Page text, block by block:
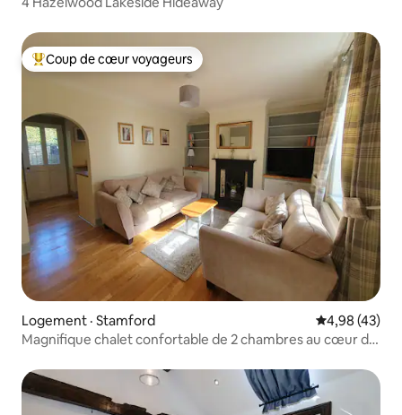
Coup de cœur voyageurs parmi les plus aimés
Coup de cœur voyageurs
Logement · Stamford Note
4,98 (43)
Magnifique chalet confortable de 2 chambres au cœur de